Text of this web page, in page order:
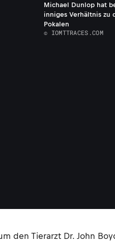
Michael Dunlop hat
inniges Verhältnis zu
Pokalen
© IOMTTRACES.COM
den Tierarzt Dr. John